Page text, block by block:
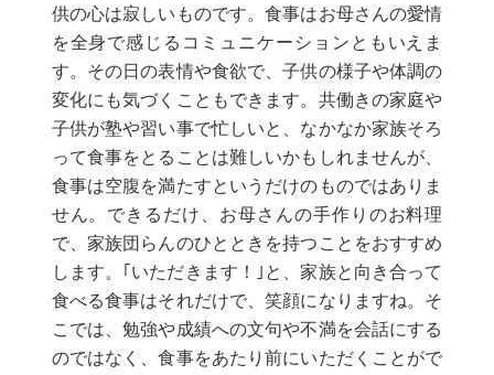
供の心は寂しいものです。食事はお母さんの愛情
を全身で感じるコミュニケーションともいえま
す。その日の表情や食欲で、子供の様子や体調の
変化にも気づくこともできます。共働きの家庭や
子供が塾や習い事で忙しいと、なかなか家族そろ
って食事をとることは難しいかもしれませんが、
食事は空腹を満たすというだけのものではありま
せん。できるだけ、お母さんの手作りのお料理
で、家族団らんのひとときを持つことをおすすめ
します。｢いただきます！｣と、家族と向き合って
食べる食事はそれだけで、笑顔になりますね。そ
こでは、勉強や成績への文句や不満を会話にする
のではなく、食事をあたり前にいただくことがで